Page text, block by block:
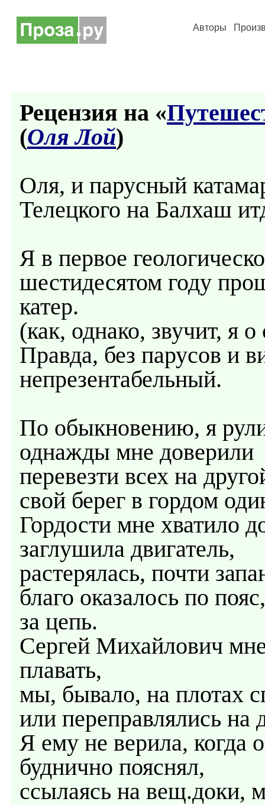
Авторы
Рецензия на «
(Оля Лой)
Оля, и парусный
Телецкого на Балхаш
Я в первое
шестидесятом году
катер.
(как, однако, звучит, я
Правда, без парусов и
непрезентабельный.
По обыкновению, я
однажды мне доверили
перевезти всех на
свой берег в гордом
Гордости мне хватило
заглушила двигатель,
растерялась, почти
благо оказалось по
за цепь.
Сергей Михайлович
плавать,
мы, бывало, на плотах
или переправлялись на
Я ему не верила, когда
буднично пояснял,
ссылаясь на вещ.доки,